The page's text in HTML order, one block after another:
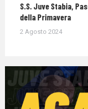
S.S. Juve Stabia,
della Primavera
2 Agosto 2024